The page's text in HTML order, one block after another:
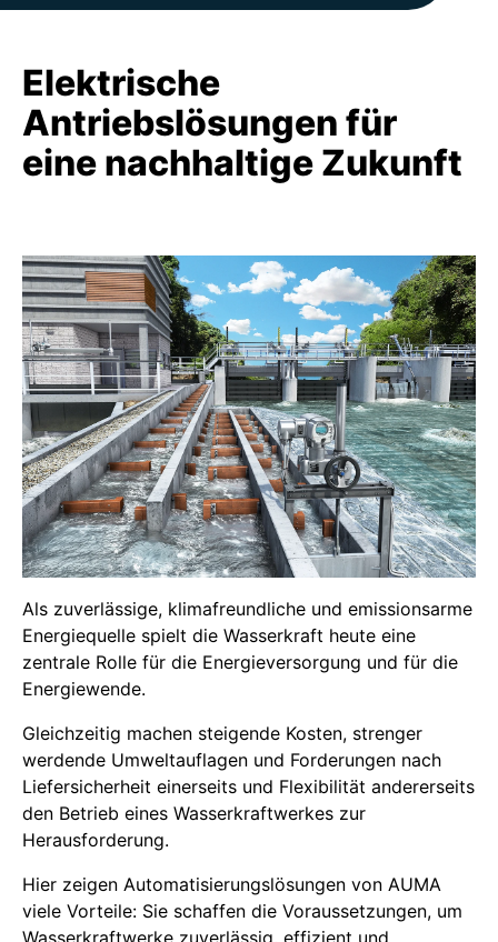
Elektrische
Antriebslösungen für
eine nachhaltige Zukunft
Als zuverlässige, klimafreundliche und emissionsarme
Energiequelle spielt die Wasserkraft heute eine
zentrale Rolle für die Energieversorgung und für die
Energiewende.
Gleichzeitig machen steigende Kosten, strenger
werdende Umweltauflagen und Forderungen nach
Liefersicherheit einerseits und Flexibilität andererseits
den Betrieb eines Wasserkraftwerkes zur
Herausforderung.
Hier zeigen Automatisierungslösungen von AUMA
viele Vorteile: Sie schaffen die Voraussetzungen, um